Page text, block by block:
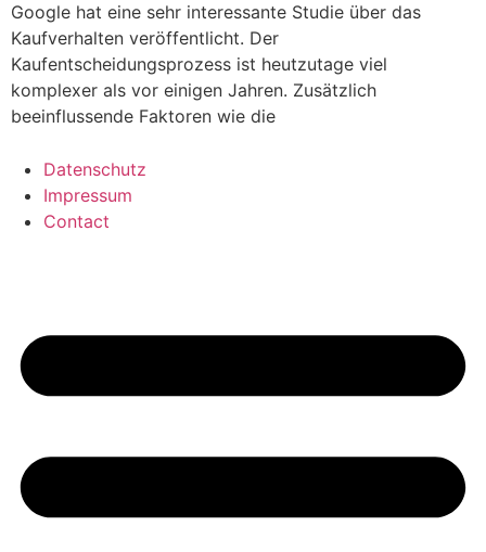
Google hat eine sehr interessante Studie über das
Kaufverhalten veröffentlicht. Der
Kaufentscheidungsprozess ist heutzutage viel
komplexer als vor einigen Jahren. Zusätzlich
beeinflussende Faktoren wie die
Datenschutz
Impressum
Contact